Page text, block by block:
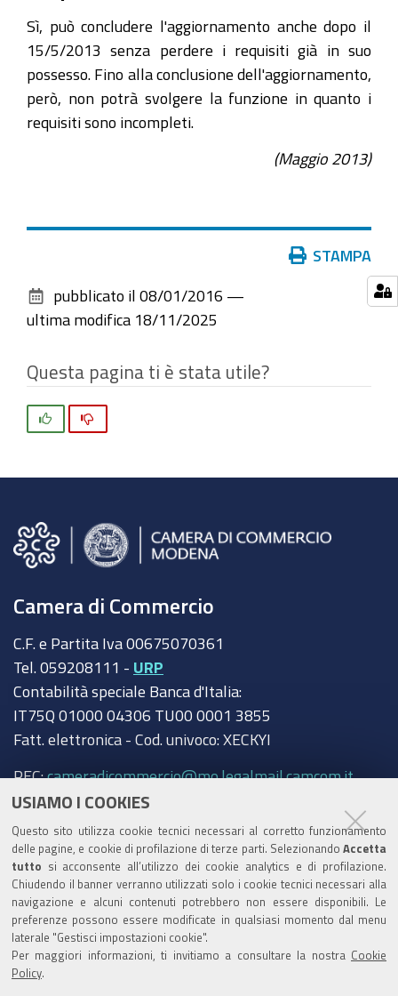
USIAMO I COOKIES
Questo sito utilizza cookie tecnici necessari al corretto funzionamento
delle pagine, e cookie di profilazione di terze parti. Selezionando Accetta
tutto si acconsente all’utilizzo dei cookie analytics e di profilazione.
Chiudendo il banner verranno utilizzati solo i cookie tecnici necessari alla
navigazione e alcuni contenuti potrebbero non essere disponibili. Le
preferenze possono essere modificate in qualsiasi momento dal menu
laterale "Gestisci impostazioni cookie".
Per maggiori informazioni, ti invitiamo a consultare la nostra Cookie
Policy
Sì, può concludere l'aggiornamento anche dopo il
15/5/2013 senza perdere i requisiti già in suo
possesso. Fino alla conclusione dell'aggiornamento,
però, non potrà svolgere la funzione in quanto i
requisiti sono incompleti.
(Maggio 2013)
documento
STAMPA
pubblicato il 08/01/2016 —
ultima modifica 18/11/2025
Questa pagina ti è stata utile?
Camera di Commercio
C.F. e Partita Iva 00675070361
Tel. 059208111 - URP
Contabilità speciale Banca d'Italia:
IT75Q 01000 04306 TU00 0001 3855
Fatt. elettronica - Cod. univoco: XECKYI
PEC:cameradicommercio@mo.legalmail.camcom.it
Trasparenza
Amministrazione trasparente
Albo Camerale
Pubblicità Legale
Area riservata Amministratori